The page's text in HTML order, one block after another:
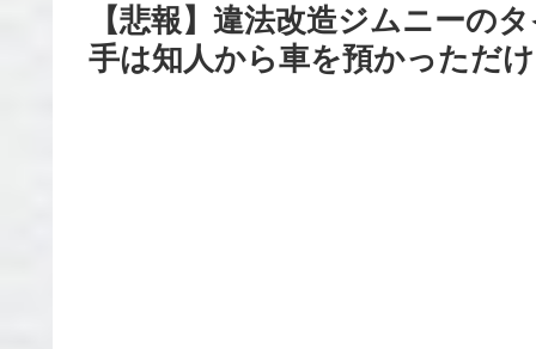
【悲報】違法改造ジムニーの
手は知人から車を預かっただ